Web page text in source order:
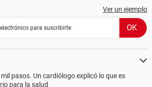
Ver un ejemplo
pasos. Un cardiólogo explicó lo que es
para la salud